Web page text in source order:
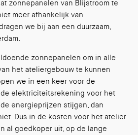
zonnepanelen van Blijstroom te
meer afhankelijk van
we bij aan een duurzaam,
zonnepanelen om in alle
het ateliergebouw te kunnen
we in een keer voor de
elektriciteitsrekening voor het
energieprijzen stijgen, dan
Dus in de kosten voor het atelier
al goedkoper uit, op de lange